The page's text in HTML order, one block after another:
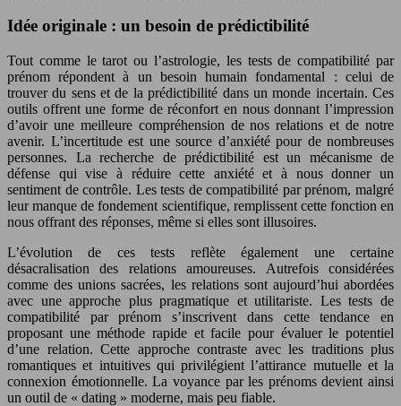
Idée originale : un besoin de prédictibilité
Tout comme le tarot ou l’astrologie, les tests de compatibilité par
prénom répondent à un besoin humain fondamental : celui de
trouver du sens et de la prédictibilité dans un monde incertain. Ces
outils offrent une forme de réconfort en nous donnant l’impression
d’avoir une meilleure compréhension de nos relations et de notre
avenir. L’incertitude est une source d’anxiété pour de nombreuses
personnes. La recherche de prédictibilité est un mécanisme de
défense qui vise à réduire cette anxiété et à nous donner un
sentiment de contrôle. Les tests de compatibilité par prénom, malgré
leur manque de fondement scientifique, remplissent cette fonction en
nous offrant des réponses, même si elles sont illusoires.
L’évolution de ces tests reflète également une certaine
désacralisation des relations amoureuses. Autrefois considérées
comme des unions sacrées, les relations sont aujourd’hui abordées
avec une approche plus pragmatique et utilitariste. Les tests de
compatibilité par prénom s’inscrivent dans cette tendance en
proposant une méthode rapide et facile pour évaluer le potentiel
d’une relation. Cette approche contraste avec les traditions plus
romantiques et intuitives qui privilégient l’attirance mutuelle et la
connexion émotionnelle. La voyance par les prénoms devient ainsi
un outil de « dating » moderne, mais peu fiable.